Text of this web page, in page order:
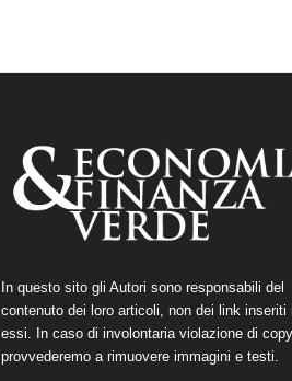
In questo sito gli Autori sono responsabili del
contenuto dei loro articoli, non dei link inseriti
essi. In caso di involontaria violazione di
provvederemo a rimuovere immagini e testi.